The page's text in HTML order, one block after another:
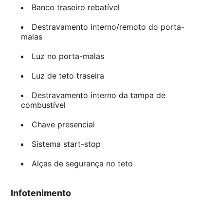
Banco traseiro rebatível
Destravamento interno/remoto do porta-
malas
Luz no porta-malas
Luz de teto traseira
Destravamento interno da tampa de
combustível
Chave presencial
Sistema start-stop
Alças de segurança no teto
Infotenimento